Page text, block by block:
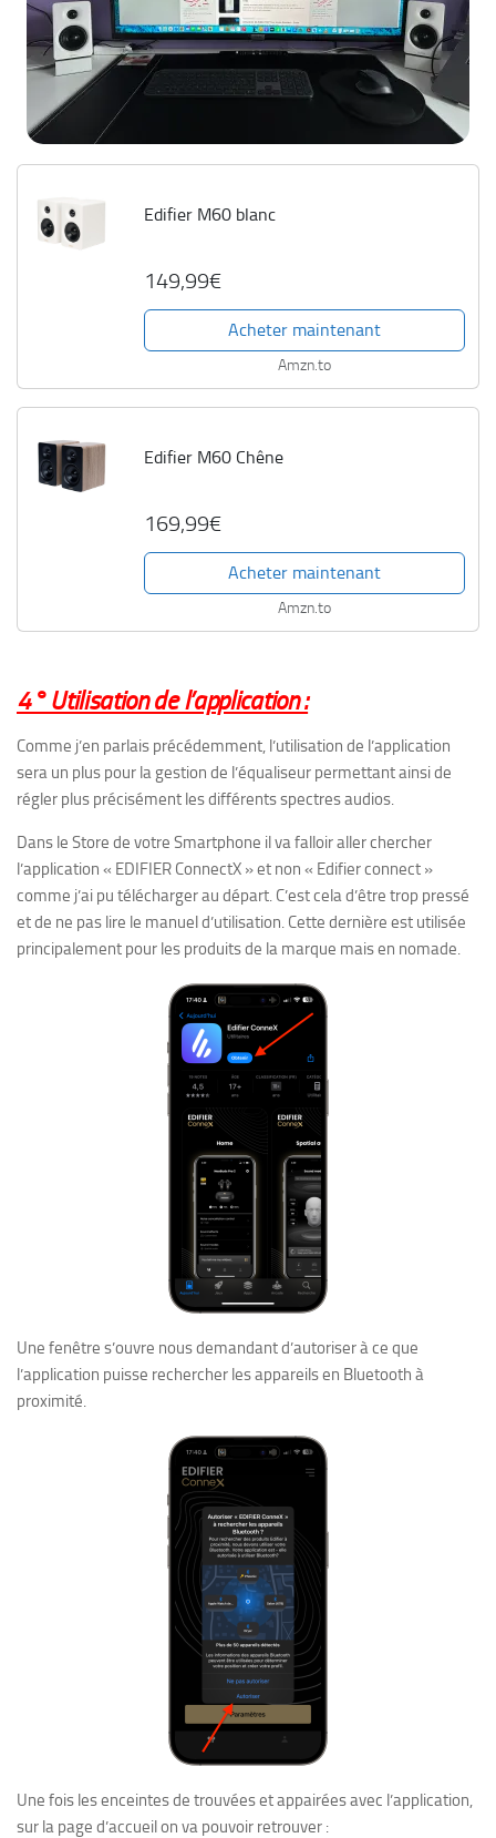
Edifier M60 blanc
149,99€
Acheter maintenant
Amzn.to
Edifier M60 Chêne
169,99€
Acheter maintenant
Amzn.to
4° Utilisation de l’application :
Comme j’en parlais précédemment, l’utilisation de l’application
sera un plus pour la gestion de l’équaliseur permettant ainsi de
régler plus précisément les différents spectres audios.
Dans le Store de votre Smartphone il va falloir aller chercher
l’application « EDIFIER ConnectX » et non « Edifier connect »
comme j’ai pu télécharger au départ. C’est cela d’être trop pressé
et de ne pas lire le manuel d’utilisation. Cette dernière est utilisée
principalement pour les produits de la marque mais en nomade.
Une fenêtre s’ouvre nous demandant d’autoriser à ce que
l’application puisse rechercher les appareils en Bluetooth à
proximité.
Une fois les enceintes de trouvées et appairées avec l’application,
sur la page d’accueil on va pouvoir retrouver :